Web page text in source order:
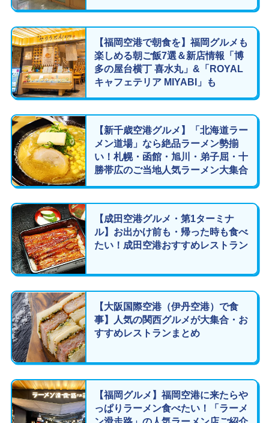
【福岡空港で朝食を】福岡グルメも
楽しめる朝ご飯7選＆新店情報「博
多の屋台横丁 喜水丸」&「ROYAL
キャフェテリア MIYABI」も
【新千歳空港グルメ】「北海道ラー
メン道場」なら絶品ラーメン勢揃
い！札幌・函館・旭川・弟子屈・十
勝帯広のご当地人気ラーメン大集合
【成田空港グルメ・第1ターミナ
ル】お出かけ前も・帰った時も食べ
たい！成田空港おすすめレストラン
【大阪国際空港（伊丹空港）で食
事】人気の関西グルメが大集合・お
すすめレストランまとめ
【福岡グルメ】福岡空港に来たらや
っぱりラーメン食べたい！「ラーメ